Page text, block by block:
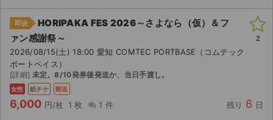
即決
HORIPAKA FES 2026～さよなら（仮）＆フ
ァン感謝祭～
2026/08/15(土) 18:00 愛知 COMTEC PORTBASE（コムテック
ボートベイス）
[詳細] 未定。8/10発券後発送か、当日手渡し。
女性 紙チケ 郵送
6,000 円/枚 1 枚 1 件 残り 6 日
2